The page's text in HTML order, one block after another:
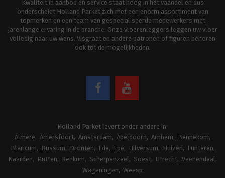
Kwaliteit in aanbod en service staat hoog in het vaandel en dus
onderscheidt Holland Parket zich met een enorm assortiment van
topmerken en een team van gespecialiseerde medewerkers met
jarenlange ervaring in de branche. Onze vloerenleggers leggen uw vloer
volledig naar uw wens. Visgraat en andere patronen of figuren behoren
ook tot de mogelijkheden.
Holland Parket levert onder andere in:
Almere
Amersfoort Amsterdam Apeldoorn Arnhem
Bennekom
Blaricum
Bussum Dronten Ede Epe Hilversum Huizen
Lunteren
Naarden
Putten Renkum Scherpenzeel Soest Utrecht Veenendaal
Wageningen
Weesp